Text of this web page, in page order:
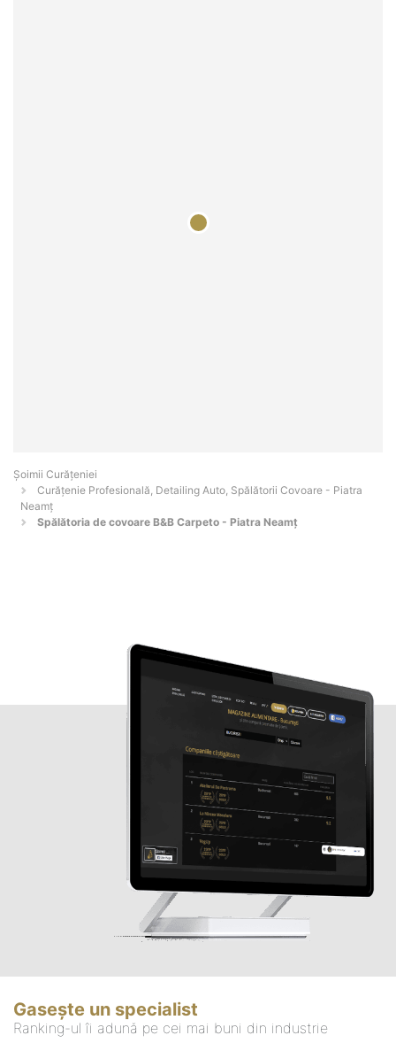
Șoimii Curățeniei
Curățenie Profesională, Detailing Auto, Spălătorii Covoare - Piatra
Neamţ
Spălătoria de covoare B&B Carpeto - Piatra Neamț
Gasește un specialist
Ranking-ul îi adună pe cei mai buni din industrie